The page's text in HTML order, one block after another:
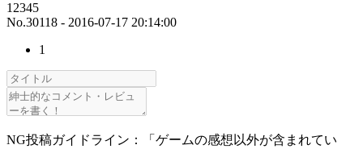
12345
No.30118 - 2016-07-17 20:14:00
1
NG投稿ガイドライン：「ゲームの感想以外が含まれてい